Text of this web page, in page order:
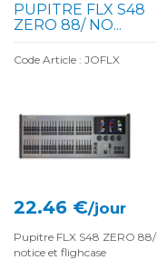
PUPITRE FLX S48
ZERO 88/ NO...
Code Article : JOFLX
22.46 €/jour
Pupitre FLX S48 ZERO 88/
notice et flighcase